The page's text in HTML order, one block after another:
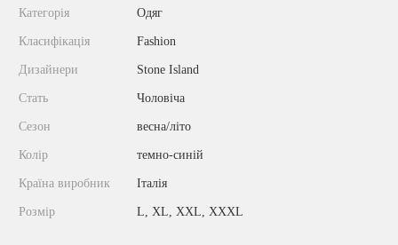
Категорія Одяг
Класифікація Fashion
Дизайнери Stone Island
Стать Чоловіча
Сезон весна/літо
Колір темно-синій
Країна виробник Італія
Розмір L, XL, XXL, ХХХL